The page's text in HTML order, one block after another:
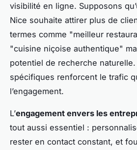
visibilité en ligne. Supposons
Nice souhaite attirer plus de
termes comme "meilleur
"cuisine niçoise authentique"
potentiel de recherche
spécifiques renforcent le trafic
l’engagement.
L’engagement envers les
tout aussi essentiel :
rester en contact constant, et